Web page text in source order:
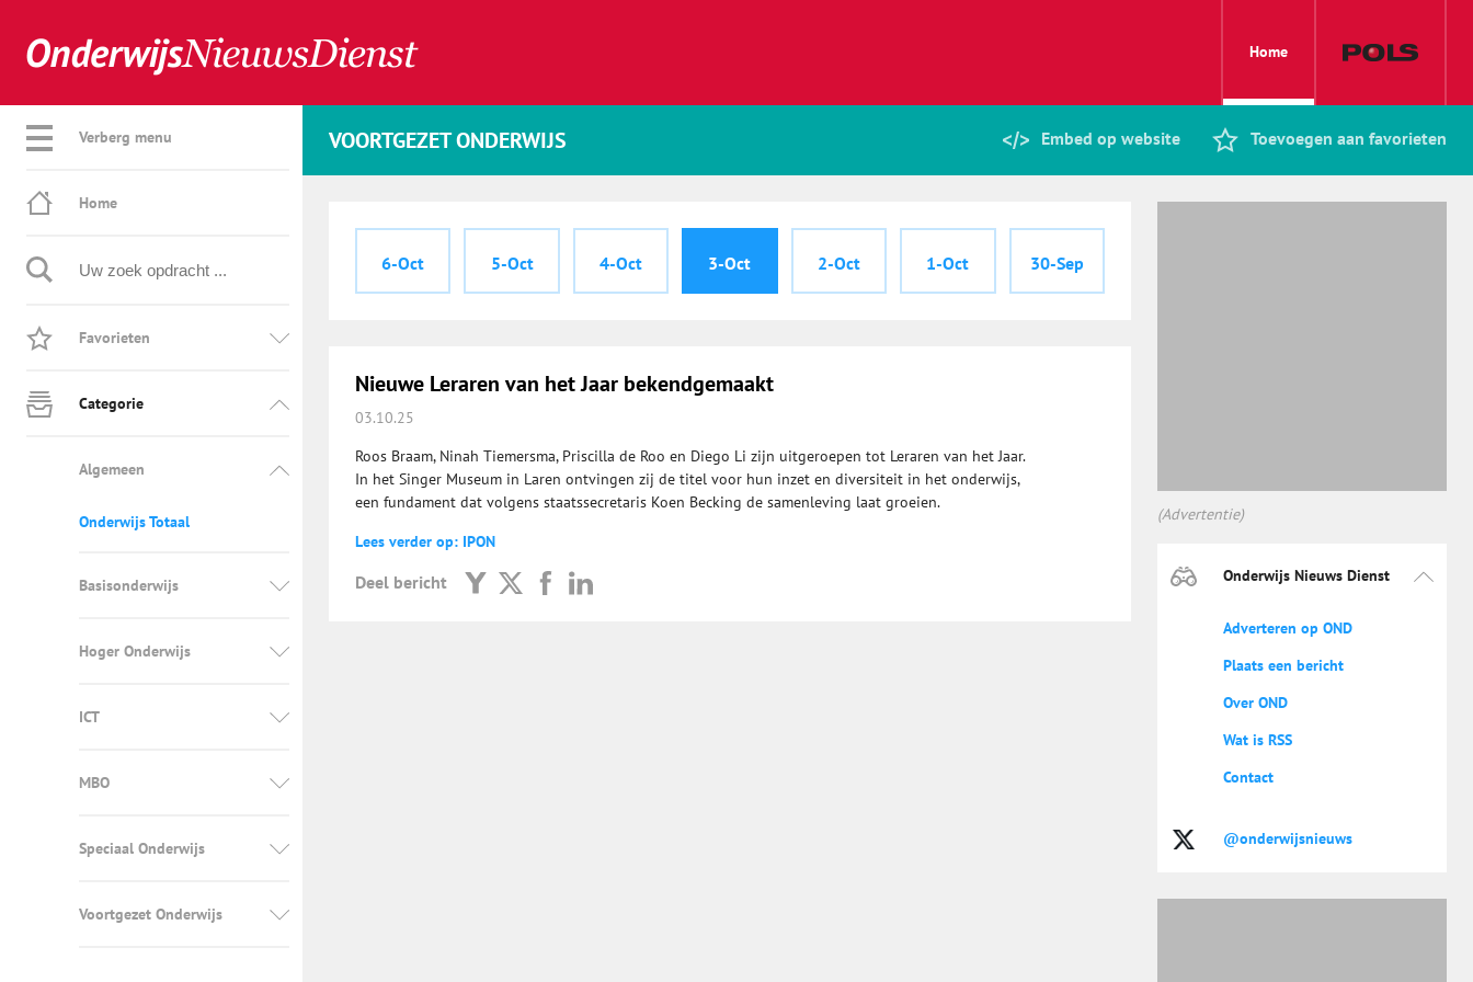
Home
Verberg menu
Home
Favorieten
Categorie
Algemeen
Onderwijs Totaal
Basisonderwijs
Hoger Onderwijs
ICT
MBO
Speciaal Onderwijs
Voortgezet Onderwijs
VOORTGEZET ONDERWIJS Embed op website Toevoegen aan favorieten
6-Oct 5-Oct 4-Oct 3-Oct 2-Oct 1-Oct 30-Sep
Nieuwe Leraren van het Jaar bekendgemaakt
03.10.25
Roos Braam, Ninah Tiemersma, Priscilla de Roo en Diego Li zijn uitgeroepen tot Leraren van het Jaar.
In het Singer Museum in Laren ontvingen zij de titel voor hun inzet en diversiteit in het onderwijs,
een fundament dat volgens staatssecretaris Koen Becking de samenleving laat groeien.
Lees verder op: IPON
Deel bericht
(Advertentie)
Onderwijs Nieuws Dienst
Adverteren op OND
Plaats een bericht
Over OND
Wat is RSS
Contact
@onderwijsnieuws